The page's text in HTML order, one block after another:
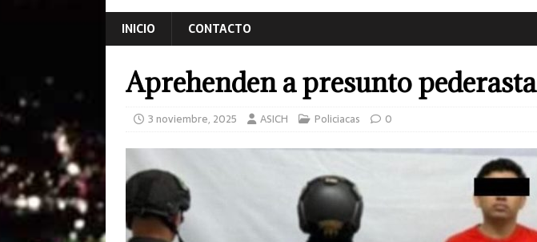
INICIO CONTACTO
Aprehenden a presunto pederasta
3 noviembre, 2025 ASICH Policiacas 0